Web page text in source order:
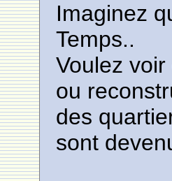
Imaginez
Temps..
Voulez
ou
des
sont